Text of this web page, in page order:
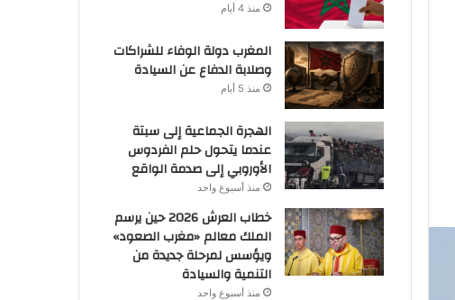
منذ 4 أيام
المغرب دولة الوفاء للشراكات
وصلابة الدفاع عن السيادة
منذ 5 أيام
الهجرة الجماعية إلى سبتة
عندما يتحول حلم الفردوس
الأوروبي إلى صدمة الواقع
منذ أسبوع واحد
خطاب العرش 2026 حين يرسم
الملك معالم «مغرب الصعود»
ويؤسس لمرحلة جديدة من
التنمية والسيادة
منذ أسبوع واحد